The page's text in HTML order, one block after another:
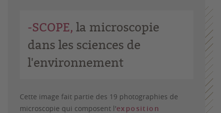
-SCOPE, la microscopie
dans les sciences de
l'environnement
Cette image fait partie des 19 photographies de
microscopie qui composent l'exposition